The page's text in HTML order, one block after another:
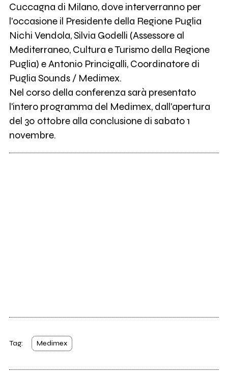
Cuccagna di Milano, dove interverranno per
l'occasione il Presidente della Regione Puglia
Nichi Vendola, Silvia Godelli (Assessore al
Mediterraneo, Cultura e Turismo della Regione
Puglia) e Antonio Princigalli, Coordinatore di
Puglia Sounds / Medimex.
Nel corso della conferenza sarà presentato
l'intero programma del Medimex, dall'apertura
del 30 ottobre alla conclusione di sabato 1
novembre.
Tag: Medimex